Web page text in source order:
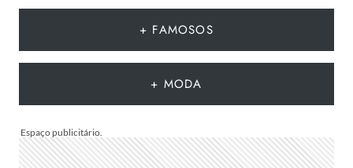
QUE
AO
NA
PRÓXIMA
+ FAMOSOS
+ MODA